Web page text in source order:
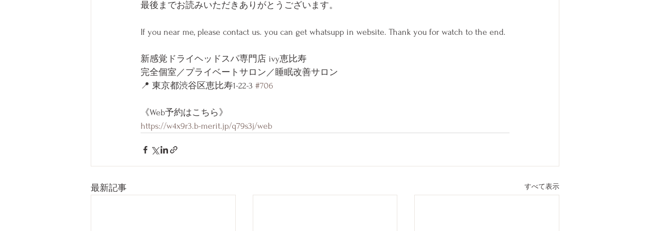
最後までお読みいただきありがとうございます。
If you near me, please contact us. you can get whatsupp in website. Thank you for watch to the end.
新感覚ドライヘッドスパ専門店 ivy恵比寿
完全個室／プライベートサロン／睡眠改善サロン
📍 東京都渋谷区恵比寿1-22-3 #706
《Web予約はこちら》
https://w4x9r3.b-merit.jp/q79s3j/web
最新記事 すべて表示